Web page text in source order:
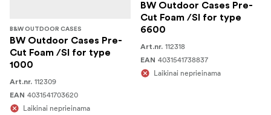
B&W OUTDOOR CASES
BW Outdoor Cases Pre-
Cut Foam /SI for type
1000
Art.nr. 112309
EAN 4031541703620
Laikinai neprieinama
BW Outdoor Cases Pre-
Cut Foam /SI for type
6600
Art.nr. 112318
EAN 4031541738837
Laikinai neprieinama